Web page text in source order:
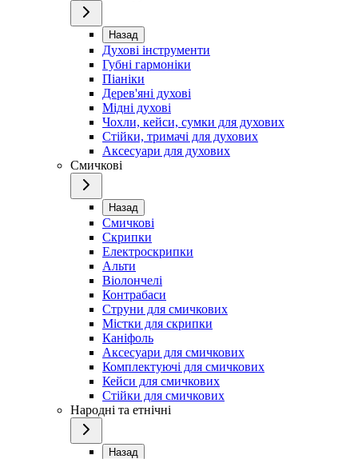
Назад
Духові інструменти
Губні гармоніки
Піаніки
Дерев'яні духові
Мідні духові
Чохли, кейси, сумки для духових
Стійки, тримачі для духових
Аксесуари для духових
Смичкові
Назад
Смичкові
Скрипки
Електроскрипки
Альти
Віолончелі
Контрабаси
Струни для смичкових
Містки для скрипки
Каніфоль
Аксесуари для смичкових
Комплектуючі для смичкових
Кейси для смичкових
Стійки для смичкових
Народні та етнічні
Назад